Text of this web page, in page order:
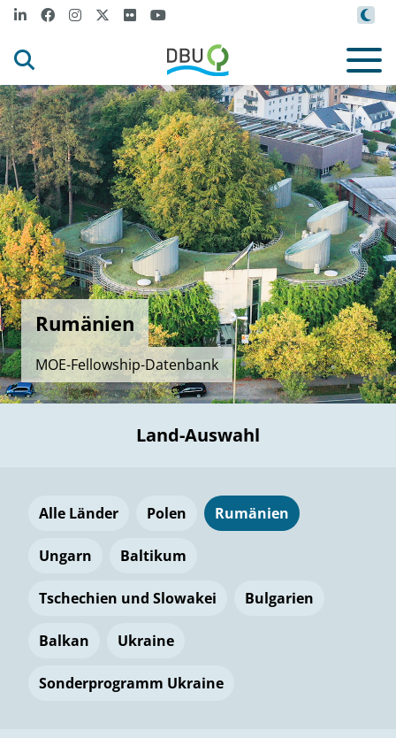
Rumänien
MOE-Fellowship-Datenbank
Land-Auswahl
Alle Länder Polen Rumänien
Ungarn Baltikum
Tschechien und Slowakei Bulgarien
Balkan Ukraine
Sonderprogramm Ukraine